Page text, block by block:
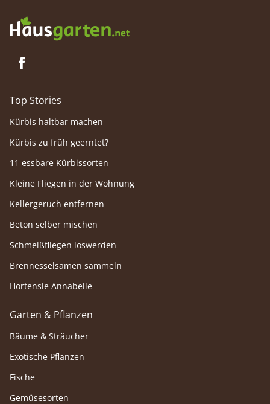
Top Stories
Kürbis haltbar machen
Kürbis zu früh geerntet?
11 essbare Kürbissorten
Kleine Fliegen in der Wohnung
Kellergeruch entfernen
Beton selber mischen
Schmeißfliegen loswerden
Brennesselsamen sammeln
Hortensie Annabelle
Garten & Pflanzen
Bäume & Sträucher
Exotische Pflanzen
Fische
Gemüsesorten